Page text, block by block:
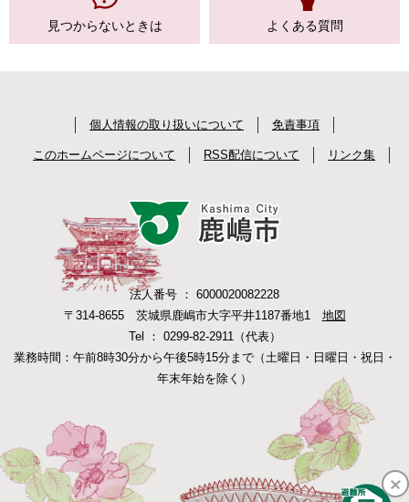
見つからないときは よくある質問
個人情報の取り扱いについて 免責事項
このホームページについて RSS配信について リンク集
法人番号 ： 6000020082228
〒314-8655 茨城県鹿嶋市大字平井1187番地1 地図
Tel ： 0299-82-2911（代表）
業務時間：午前8時30分から午後5時15分まで（土曜日・日曜日・祝日・
年末年始を除く）